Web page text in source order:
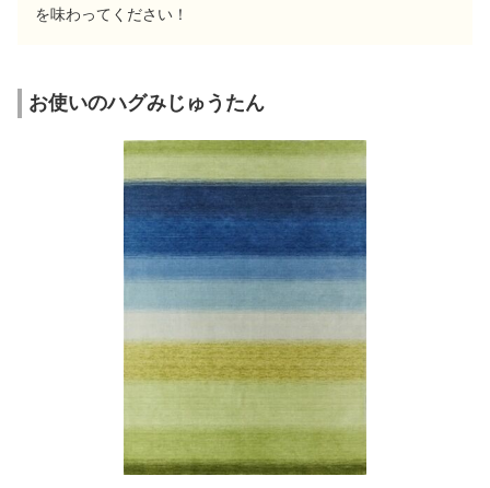
を味わってください！
お使いのハグみじゅうたん